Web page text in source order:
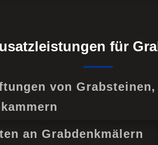
für
von Grabsteinen,
an Grabdenkmälern